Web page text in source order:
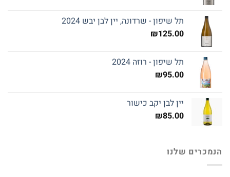
תל שיפון - שרדונה, יין לבן יבש 2024
₪125.00
תל שיפון - רוזה 2024
₪95.00
יין לבן יקב כישור
₪85.00
הנמכרים שלנו